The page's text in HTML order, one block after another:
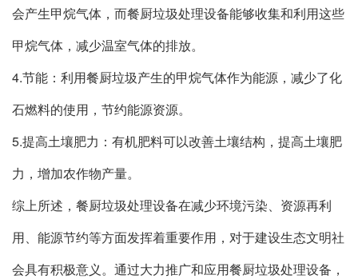
会产生甲烷气体，而餐厨垃圾处理设备能够收集和利用这些
甲烷气体，减少温室气体的排放。
4.节能：利用餐厨垃圾产生的甲烷气体作为能源，减少了化
石燃料的使用，节约能源资源。
5.提高土壤肥力：有机肥料可以改善土壤结构，提高土壤肥
力，增加农作物产量。
综上所述，餐厨垃圾处理设备在减少环境污染、资源再利
用、能源节约等方面发挥着重要作用，对于建设生态文明社
会具有积极意义。通过大力推广和应用餐厨垃圾处理设备，